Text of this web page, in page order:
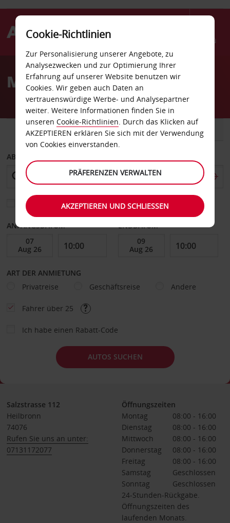
Menü
AvisMietwagen in Heilbronn
FAHRZEUG TRANSPORTER
ABHOLEN VON
Eine andere Rückgabestation auswählen
ANFANGSDATUM ENDDATUM
ART DER ANMIETUNG
Privatreise
Geschäftsreise Andere
Fahrer über 25
Ich habe einen Rabatt-Code
AUTOS SUCHEN
Salzstrasse 112
Heilbronn
74076
Rufen Sie uns an unter:
07131172077
Öffnungszeiten
Montag
08:00 - 16:00
Dienstag
08:00 - 16:00
Mittwoch
08:00 - 16:00
Donnerstag
08:00 - 16:00
Freitag
08:00 - 16:00
Samstag
Geschlossen
Sonntag
Geschlossen
24-Stunden-Rückgabe.
Öffnungszeiten des
laufenden Monats.
Cookie-Richtlinien
Zur Personalisierung unserer Angebote, zu
Analysezwecken und zur Optimierung Ihrer
Erfahrung auf unserer Website benutzen wir
Cookies. Wir geben auch Daten an
vertrauenswürdige Werbe- und Analysepartner
weiter. Weitere Informationen finden Sie in
unseren Cookie-Richtlinien. Durch das Klicken auf
AKZEPTIEREN erklären Sie sich mit der Verwendung
von Cookies einverstanden.
PRÄFERENZEN VERWALTEN
AKZEPTIEREN UND SCHLIESSEN